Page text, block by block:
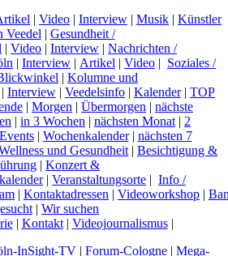
| Video | Interview | Musik | Künstler
Veedel | Gesundheit /
| Video | Interview | Nachrichten /
| Interview | Artikel | Video | Soziales /
| Kolumne und
| Interview | Veedelsinfo | Kalender| TOP
| Morgen | Übermorgen | nächste
| in 3 Wochen | nächsten Monat | 2
| Wochenkalender| nächsten 7
und Gesundheit | Besichtigung &
| Konzert &
| Veranstaltungsorte | Info /
| Kontaktadressen | Videoworkshop |
| Wir suchen
| Kontakt| Videojournalismus|
InSight-TV | Forum-Cologne | Mega-